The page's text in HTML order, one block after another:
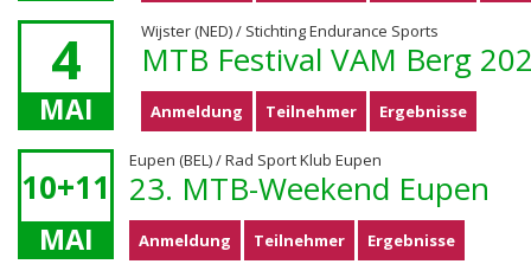
4
MAI
Wijster (NED) / Stichting Endurance Sports
MTB Festival VAM Berg
Anmeldung Teilnehmer Ergebnisse
10+11
MAI
Eupen (BEL) / Rad Sport Klub Eupen
23. MTB-Weekend Eupen
Anmeldung Teilnehmer Ergebnisse